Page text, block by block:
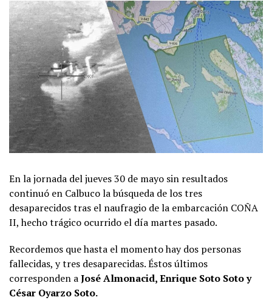
En la jornada del jueves 30 de mayo sin resultados
continuó en Calbuco la búsqueda de los tres
desaparecidos tras el naufragio de la embarcación COÑA
II, hecho trágico ocurrido el día martes pasado.
Recordemos que hasta el momento hay dos personas
fallecidas, y tres desaparecidas. Éstos últimos
corresponden aJosé Almonacid, Enrique Soto Soto y
César Oyarzo Soto.